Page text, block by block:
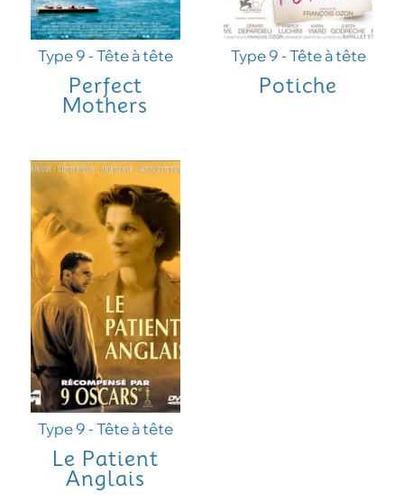
Type 9 - Tête à tête
Perfect
Mothers
Type 9 - Tête à tête
Potiche
Type 9 - Tête à tête
Le Patient
Anglais